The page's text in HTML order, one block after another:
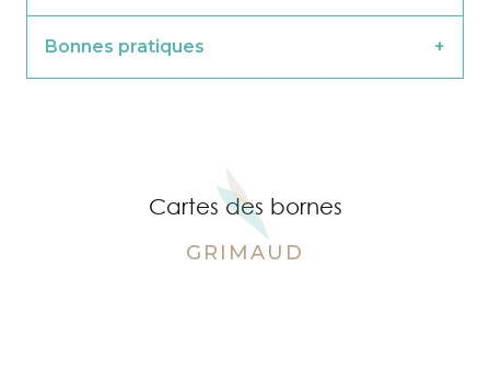
Bonnes pratiques
Cartes des bornes
GRIMAUD